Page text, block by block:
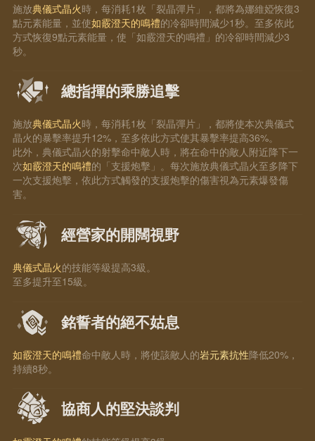
施放典儀式晶火時，每消耗1枚「裂晶彈片」，都將為娜維婭恢復3
點元素能量，並使如霰澄天的鳴禮的冷卻時間減少1秒。至多依此
方式恢復9點元素能量，使「如霰澄天的鳴禮」的冷卻時間減少3
秒。
總指揮的乘勝追擊
施放典儀式晶火時，每消耗1枚「裂晶彈片」，都將使本次典儀式
晶火的暴擊率提升12%，至多依此方式使其暴擊率提高36%。
此外，典儀式晶火的射擊命中敵人時，將在命中的敵人附近降下一
次如霰澄天的鳴禮的「支援炮擊」。每次施放典儀式晶火至多降下
一次支援炮擊，依此方式觸發的支援炮擊的傷害視為元素爆發傷
害。
經營家的開闊視野
典儀式晶火的技能等級提高3級。
至多提升至15級。
銘誓者的絕不姑息
如霰澄天的鳴禮命中敵人時，將使該敵人的岩元素抗性降低20%，
持續8秒。
協商人的堅決談判